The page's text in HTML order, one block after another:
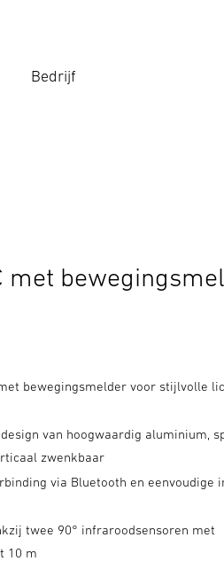
Bedrijf
met
bewegingsmelder voor stijlvolle
van hoogwaardig aluminium,
zwenkbaar
via Bluetooth en eenvoudige
twee 90° infraroodsensoren met
10 m